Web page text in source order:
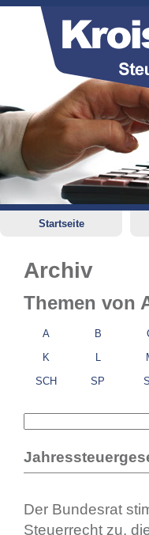
Startseite
Archiv
Themen von
A B
K
L
SCH
SP
Der Bundesrat
Steuerrecht zu,